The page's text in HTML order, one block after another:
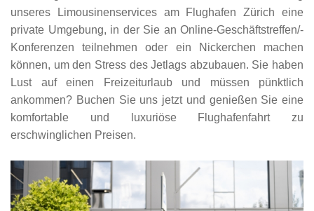
unseres Limousinenservices am Flughafen Zürich eine
private Umgebung, in der Sie an Online-Geschäftstreffen/-
Konferenzen teilnehmen oder ein Nickerchen machen
können, um den Stress des Jetlags abzubauen. Sie haben
Lust auf einen Freizeiturlaub und müssen pünktlich
ankommen? Buchen Sie uns jetzt und genießen Sie eine
komfortable und luxuriöse Flughafenfahrt zu
erschwinglichen Preisen.